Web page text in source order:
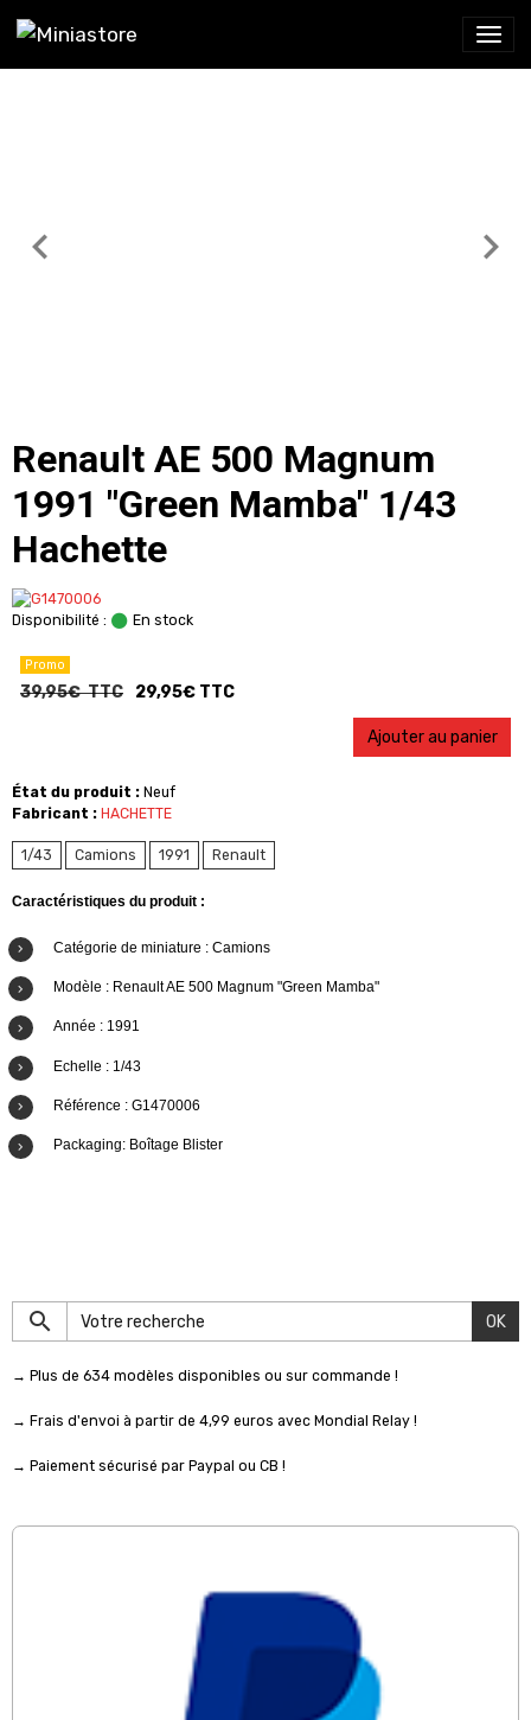
Renault AE 500 Magnum
1991 "Green Mamba" 1/43
Hachette
Disponibilité : En stock
Promo
39,95€ TTC 29,95€ TTC
Ajouter au panier
État du produit : Neuf
Fabricant : HACHETTE
1/43 Camions 1991 Renault
Caractéristiques du produit :
Catégorie de miniature : Camions
Modèle : Renault AE 500 Magnum "Green Mamba"
Année : 1991
Echelle : 1/43
Référence : G1470006
Packaging: Boîtage Blister
OK
→ Plus de 634 modèles disponibles ou sur commande !
→ Frais d'envoi à partir de 4,99 euros avec Mondial Relay !
→ Paiement sécurisé par Paypal ou CB !